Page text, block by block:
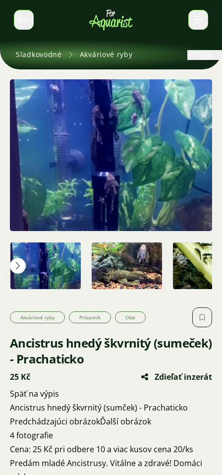
Prepnúť jazyk
Sladkovodné Akváriové ryby
Akváriové ryby Prísavník Obe
Ancistrus hnedý škvrnitý (sumeček)
- Prachaticko
25 Kč
Zdieľať inzerát
Späť na výpis
Ancistrus hnedý škvrnitý (sumček) - Prachaticko
Predchádzajúci obrázokĎalší obrázok
4 fotografie
Cena: 25 Kč pri odbere 10 a viac kusov cena 20/ks
Predám mladé Ancistrusy. Vitálne a zdravé! Domáci